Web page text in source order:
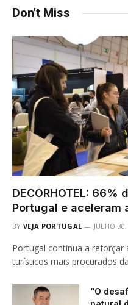
Don't Miss
DECORHOTEL:
Portugal e aceleram
BY VEJA PORTUGAL JULHO
Portugal continua a
turísticos mais procurados
“O